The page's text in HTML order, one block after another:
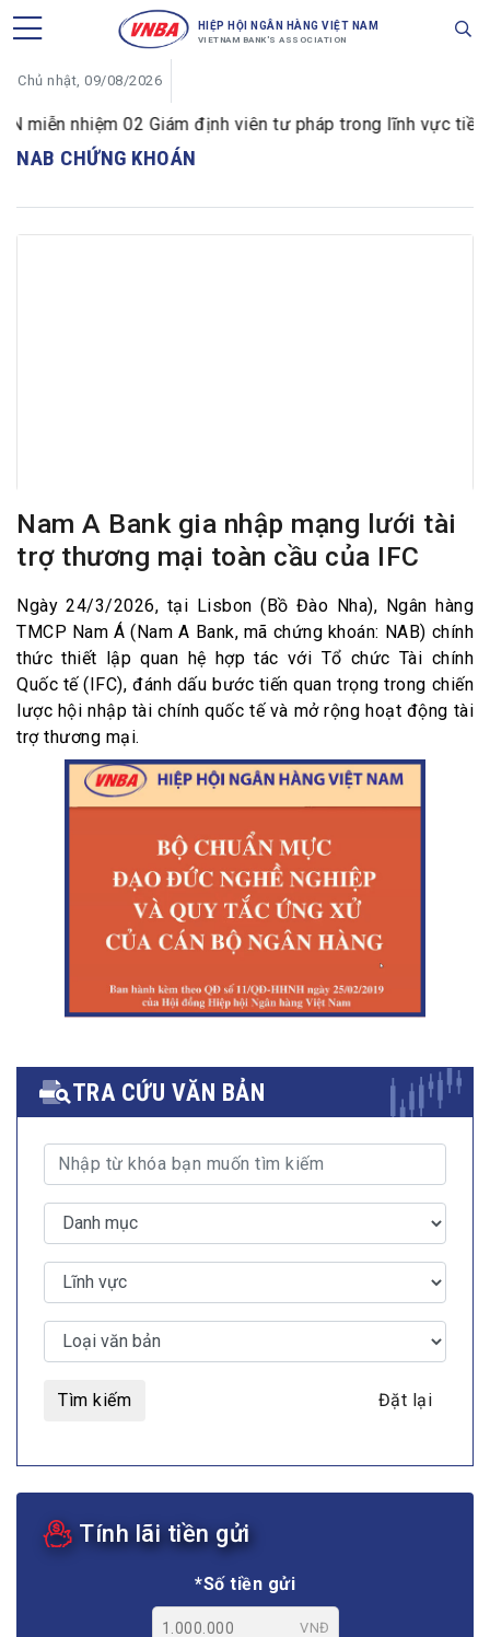
HIỆP HỘI NGÂN HÀNG VIỆT NAM
VIETNAM BANK'S ASSOCIATION
Chủ nhật, 09/08/2026
miễn nhiệm 02 Giám định viên tư pháp trong lĩnh vực tiền
NAB CHỨNG KHOÁN
Nam A Bank gia nhập mạng lưới tài
trợ thương mại toàn cầu của IFC
Ngày 24/3/2026, tại Lisbon (Bồ Đào Nha), Ngân hàng
TMCP Nam Á (Nam A Bank, mã chứng khoán: NAB) chính
thức thiết lập quan hệ hợp tác với Tổ chức Tài chính
Quốc tế (IFC), đánh dấu bước tiến quan trọng trong chiến
lược hội nhập tài chính quốc tế và mở rộng hoạt động tài
trợ thương mại.
TRA CỨU VĂN BẢN
Tìm kiếm Đặt lại
Tính lãi tiền gửi
*Số tiền gửi
VNĐ